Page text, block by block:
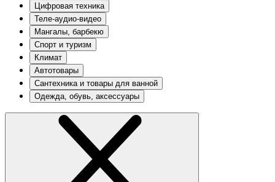
Цифровая техника
Теле-аудио-видео
Мангалы, барбекю
Спорт и туризм
Климат
Автотовары
Сантехника и товары для ванной
Одежда, обувь, аксессуары